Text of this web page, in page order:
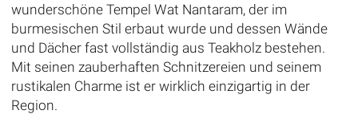
wunderschöne Tempel Wat Nantaram, der im
burmesischen Stil erbaut wurde und dessen Wände
und Dächer fast vollständig aus Teakholz bestehen.
Mit seinen zauberhaften Schnitzereien und seinem
rustikalen Charme ist er wirklich einzigartig in der
Region.